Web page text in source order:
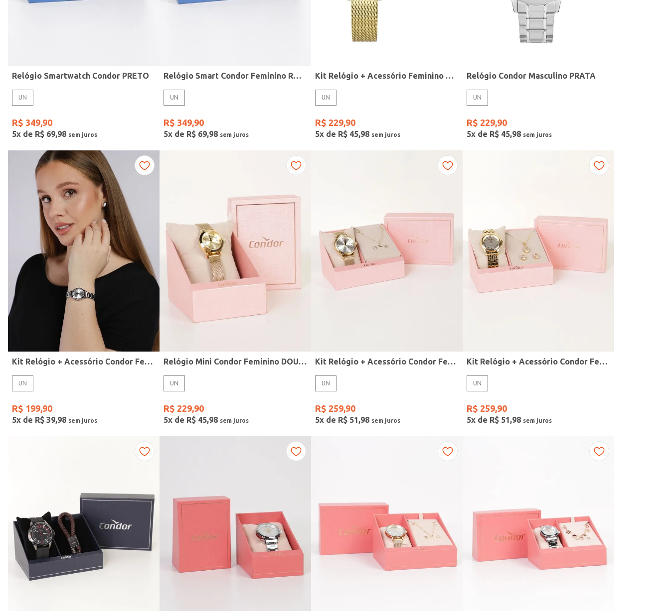
Fitness
Relógio Smartwatch Condor PRETO
UN
R$ 349,90
5x de R$ 69,98
Relógio Smart Condor Feminino ROSE
UN
R$ 349,90
5x de R$ 69,98
Kit Relógio + Acessório Feminino DOURADO
UN
R$ 229,90
5x de R$ 45,98
Relógio Condor Masculino PRATA
UN
R$ 229,90
5x de R$ 45,98
Kit Relógio + Acessório Condor Feminino PRATA
UN
R$ 199,90
5x de R$ 39,98
Relógio Mini Condor Feminino DOURADO
UN
R$ 229,90
5x de R$ 45,98
Kit Relógio + Acessório Condor Feminino DOURADO
UN
R$ 259,90
5x de R$ 51,98
Kit Relógio + Acessório Condor Feminino DOURADO
UN
R$ 259,90
5x de R$ 51,98